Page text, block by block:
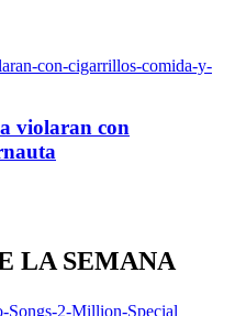
violaran con
LA SEMANA